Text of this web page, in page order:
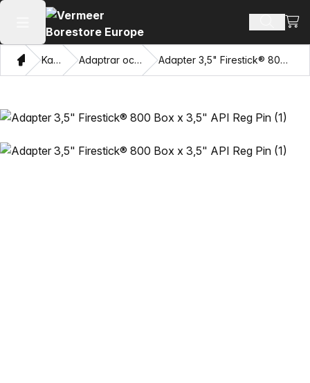
Öppna huvudmenyn Sök
Hem Katalog Adaptrar och dragögon Adapter 3,5" Firestick® 800 Box x 3,5" API Reg Pin